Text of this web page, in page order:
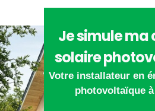
Je simule ma
solaire
Votre installateur en
photovoltaïque